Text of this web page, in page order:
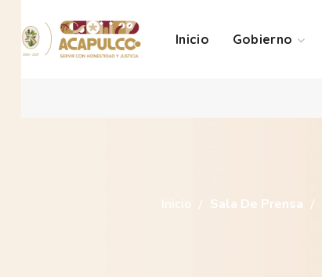
Inicio Gobierno
Inicio Sala De Prensa